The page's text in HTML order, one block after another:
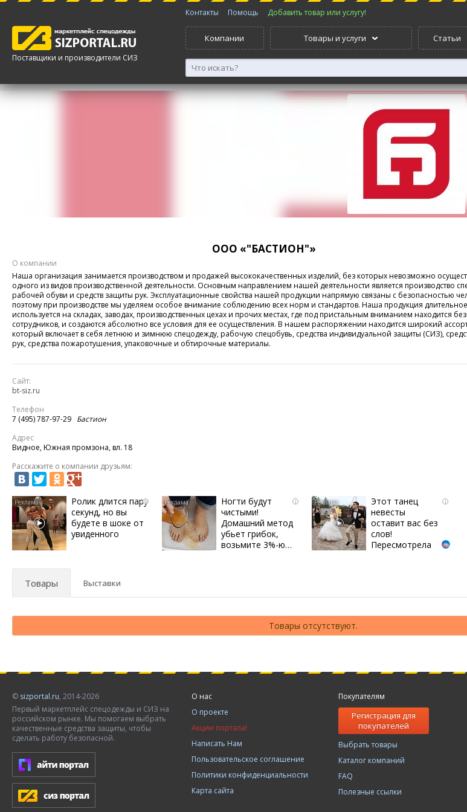
Поставщики и производители СИЗ
Контакты Помощь Добавить товар или услугу!
Компании Товары и услуги Статьи
ООО «"БАСТИОН"»
О компании
Наша организация занимается производством и продажей высококачественных изделий, без которых невозможно
одного из видов производственной деятельности. Основным направлением нашей деятельности является производство
рабочей обуви и средств защиты рук. Эксплуатационные свойства нашей продукции напрямую связаны с безопасностью
поэтому при производстве мы уделяем особое внимание соблюдению всех норм и стандартов. Наша продукция
используется на складах, заводах, производственных цехах и прочих местах, где под пристальным вниманием находится
сотрудников, и создаются абсолютно все условия для ее осуществления. В нашем распоряжении находится широкий
который включает в себя летнюю и зимнюю спецодежду, рабочую спецобувь, средства индивидуальной защиты (СИЗ),
рук, средства пожаротушения, упаковочные и обтирочные материалы.
Сайт:
bt-siz.ru
Телефон
7 (495) 787-97-29 Бастион
Адрес
Видное, Южная промзона, вл. 18
Расскажите о компании друзьям:
i
Ролик длится пару
секунд, но вы
будете в шоке от
увиденного
i
Ногти будут
чистыми!
Домашний метод
убьет грибок,
возьмите 3%-ю…
i
Этот танец
невесты
оставит вас без
слов!
Пересмотрела
Товары Выставки
Товары отсутствуют.
© sizportal.ru, 2014-2026
Первый маркетплейс спецодежды и СИЗ на
российском рынке. Мы помогаем выбрать
качественные средства защиты, чтобы
сделать работу безопасной.
О нас
О проекте
Акции портала!
Написать Нам
Пользовательское соглашение
Политики конфиденциальности
Карта сайта
Покупателям
Регистрация для
покупателей
Выбрать товары
Каталог компаний
FAQ
Полезные ссылки